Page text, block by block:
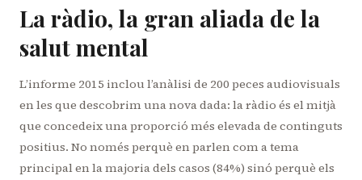
La ràdio, la gran aliada de la
salut mental
L’informe 2015 inclou l’anàlisi de 200 peces audiovisuals
en les que descobrim una nova dada: la ràdio és el mitjà
que concedeix una proporció més elevada de continguts
positius. No només perquè en parlen com a tema
principal en la majoria dels casos (84%) sinó perquè els